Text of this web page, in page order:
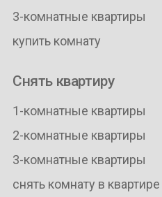
3-комнатные квартиры
купить комнату
Снять квартиру
1-комнатные квартиры
2-комнатные квартиры
3-комнатные квартиры
снять комнату в квартире